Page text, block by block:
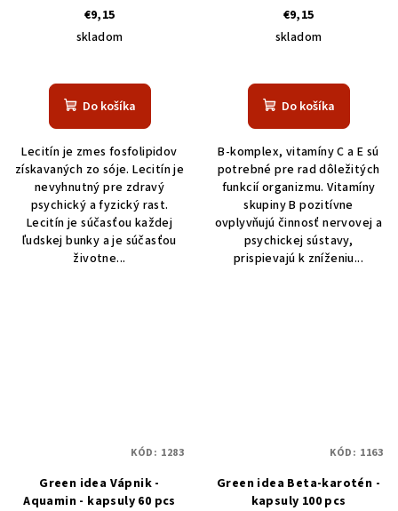
€9,15
skladom
Do košíka
Lecitín je zmes fosfolipidov
získavaných zo sóje. Lecitín je
nevyhnutný pre zdravý
psychický a fyzický rast.
Lecitín je súčasťou každej
ľudskej bunky a je súčasťou
životne...
€9,15
skladom
Do košíka
B-komplex, vitamíny C a E sú
potrebné pre rad dôležitých
funkcií organizmu. Vitamíny
skupiny B pozitívne
ovplyvňujú činnosť nervovej a
psychickej sústavy,
prispievajú k zníženiu...
Green idea Vápnik -
Aquamin - kapsuly 60 pcs
KÓD: 1283
Green idea Beta-karotén -
kapsuly 100 pcs
KÓD: 1163